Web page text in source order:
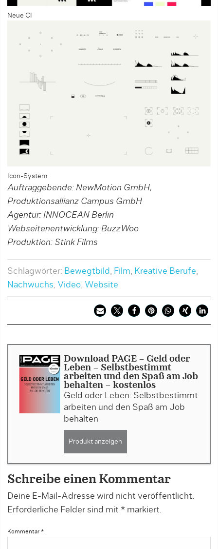
Neue CI
Icon-System
Auftraggebende: NewMotion GmbH,
Produktionsallianz Campus GmbH
Agentur: INNOCEAN Berlin
Webseitenentwicklung: BuzzWoo
Produktion: Stink Films
Schlagwörter: Bewegtbild, Film, Kreative Berufe,
Nachwuchs, Video, Website
Download PAGE - Geld oder
Leben – Selbstbestimmt
arbeiten und den Spaß am Job
behalten - kostenlos
Geld oder Leben: Selbstbestimmt
arbeiten und den Spaß am Job
behalten
Produkt anzeigen
Schreibe einen Kommentar
Deine E-Mail-Adresse wird nicht veröffentlicht.
Erforderliche Felder sind mit * markiert.
Kommentar *